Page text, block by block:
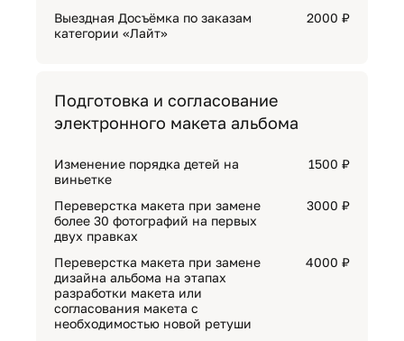
Выездная Досъёмка по заказам
категории «Лайт»
2000 ₽
Подготовка и согласование
электронного макета альбома
Изменение порядка детей на
виньетке
1500 ₽
Переверстка макета при замене
более 30 фотографий на первых
двух правках
3000 ₽
Переверстка макета при замене
дизайна альбома на этапах
разработки макета или
согласования макета с
необходимостью новой ретуши
4000 ₽